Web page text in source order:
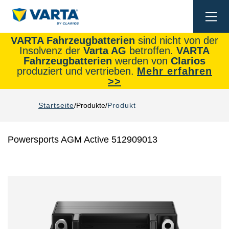
VARTA Fahrzeugbatterien sind nicht von der
Insolvenz der Varta AG betroffen. VARTA
Fahrzeugbatterien werden von Clarios
produziert und vertrieben. Mehr erfahren
>>
Startseite Produkte Produkt
Powersports AGM Active 512909013